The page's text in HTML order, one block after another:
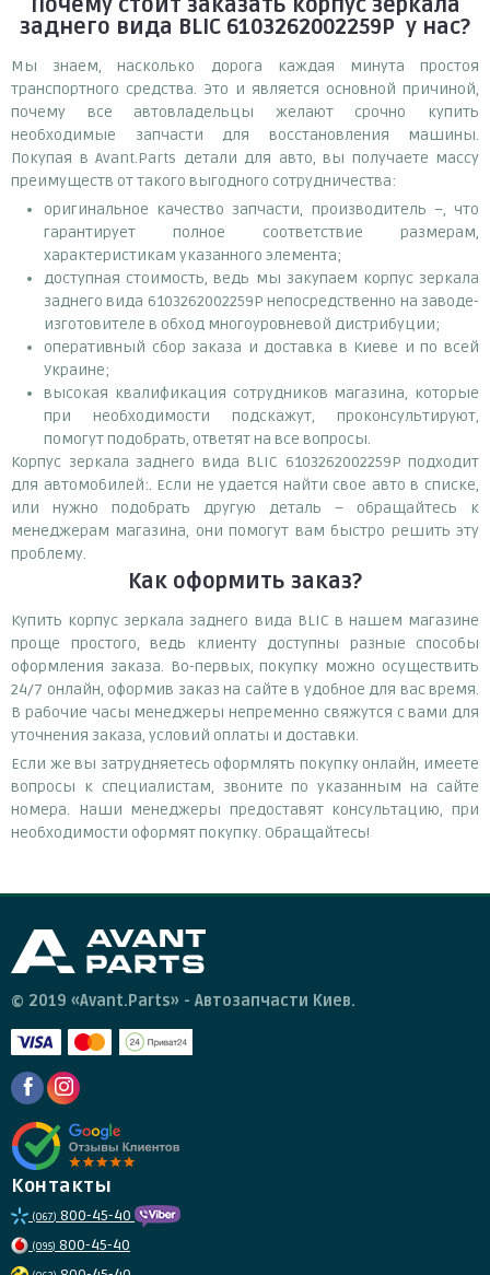
заднего вида BLIC 6103262002259P у нас?
Мы знаем, насколько дорога каждая минута простоя
транспортного средства. Это и является основной причиной,
почему все автовладельцы желают срочно купить
необходимые запчасти для восстановления машины.
Покупая в Avant.Parts детали для авто, вы получаете массу
преимуществ от такого выгодного сотрудничества:
оригинальное качество запчасти, производитель –, что
гарантирует полное соответствие размерам,
характеристикам указанного элемента;
доступная стоимость, ведь мы закупаем корпус зеркала
заднего вида 6103262002259P непосредственно на заводе-
изготовителе в обход многоуровневой дистрибуции;
оперативный сбор заказа и доставка в Киеве и по всей
Украине;
высокая квалификация сотрудников магазина, которые
при необходимости подскажут, проконсультируют,
помогут подобрать, ответят на все вопросы.
Корпус зеркала заднего вида BLIC 6103262002259P подходит
для автомобилей:. Если не удается найти свое авто в списке,
или нужно подобрать другую деталь – обращайтесь к
менеджерам магазина, они помогут вам быстро решить эту
проблему.
Как оформить заказ?
Купить корпус зеркала заднего вида BLIC в нашем магазине
проще простого, ведь клиенту доступны разные способы
оформления заказа. Во-первых, покупку можно осуществить
24/7 онлайн, оформив заказ на сайте в удобное для вас время.
В рабочие часы менеджеры непременно свяжутся с вами для
уточнения заказа, условий оплаты и доставки.
Если же вы затрудняетесь оформлять покупку онлайн, имеете
вопросы к специалистам, звоните по указанным на сайте
номера. Наши менеджеры предоставят консультацию, при
необходимости оформят покупку. Обращайтесь!
© 2019 «Avant.Parts» - Автозапчасти Киев.
Контакты
(067) 800-45-40
(095) 800-45-40